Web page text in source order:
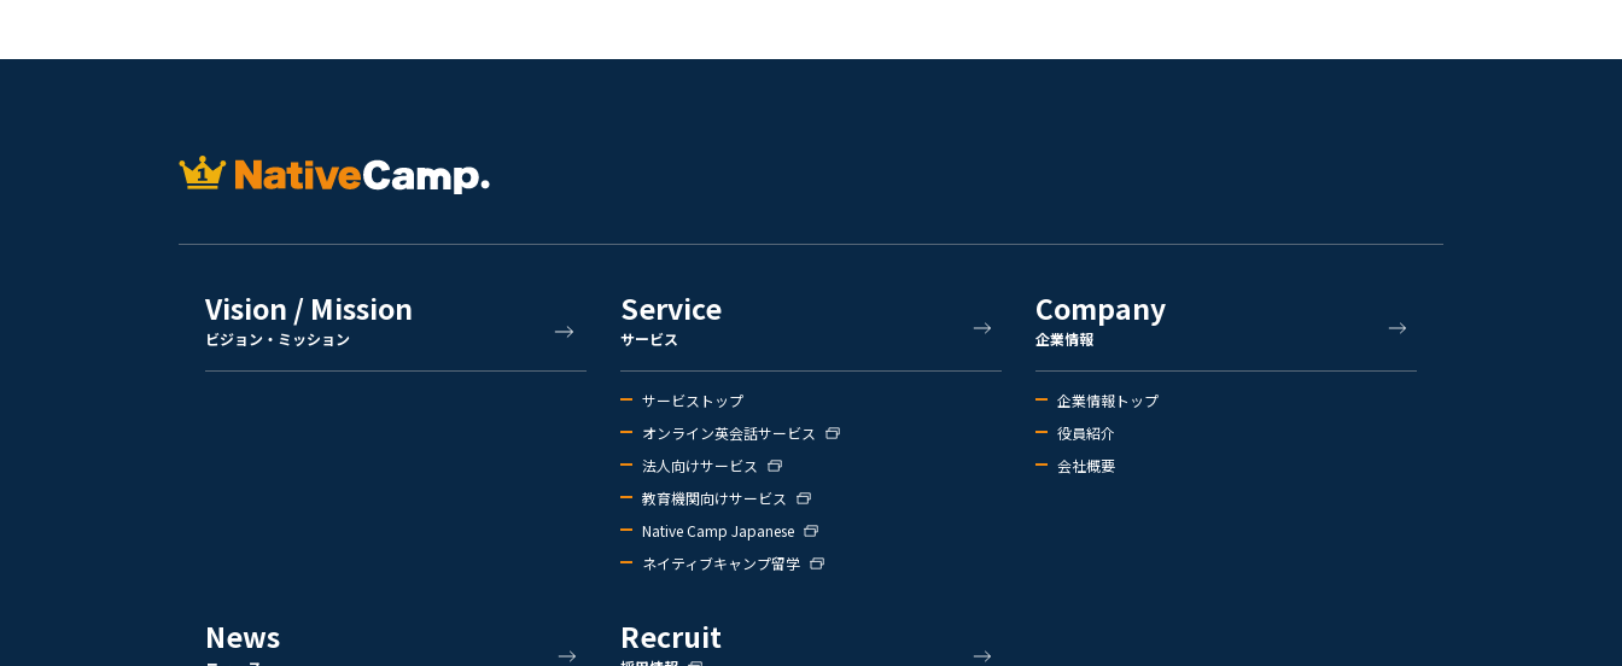
Vision / Mission
ビジョン・ミッション
Service
サービス
サービストップ
オンライン英会話サービス
法人向けサービス
教育機関向けサービス
Native Camp Japanese
ネイティブキャンプ留学
Company
企業情報
企業情報トップ
役員紹介
会社概要
News Recruit